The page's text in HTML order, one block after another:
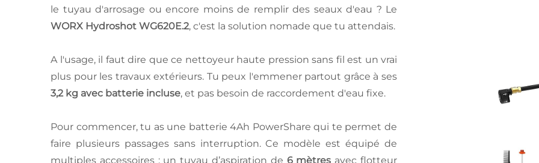
le tuyau d'arrosage ou encore moins de remplir des seaux d'eau ? Le
WORX Hydroshot WG620E.2, c'est la solution nomade que tu attendais.
A l'usage, il faut dire que ce nettoyeur haute pression sans fil est un vrai
plus pour les travaux extérieurs. Tu peux l'emmener partout grâce à ses
3,2 kg avec batterie incluse, et pas besoin de raccordement d'eau fixe.
Pour commencer, tu as une batterie 4Ah PowerShare qui te permet de
faire plusieurs passages sans interruption. Ce modèle est équipé de
multiples accessoires : un tuyau d’aspiration de 6 mètres avec flotteur